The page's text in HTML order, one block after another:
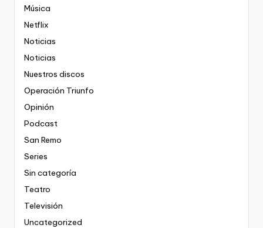
Música
Netflix
Noticias
Noticias
Nuestros discos
Operación Triunfo
Opinión
Podcast
San Remo
Series
Sin categoría
Teatro
Televisión
Uncategorized